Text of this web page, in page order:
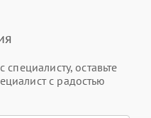
специалисту, оставьте
с радостью